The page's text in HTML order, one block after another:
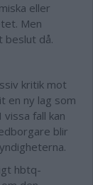
eller
Men
beslut då.
kritik mot
en ny lag som
fall kan
blir
hbtq-